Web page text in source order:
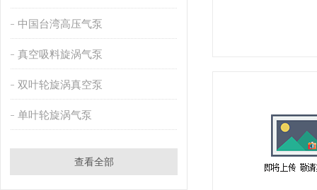
中国台湾高压气泵
真空吸料旋涡气泵
双叶轮旋涡真空泵
单叶轮旋涡气泵
查看全部